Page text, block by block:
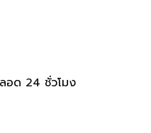
อด 24 ชั่วโมง